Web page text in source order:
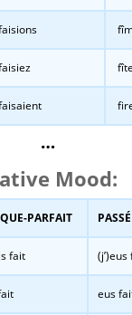
…
Mood:
PARFAIT
fait
eus